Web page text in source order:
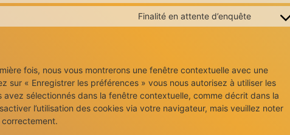
Finalité en attente d’enquête
fois, nous vous montrerons une fenêtre contextuelle avec une
sur « Enregistrer les préférences » vous nous autorisez à utiliser les
sélectionnés dans la fenêtre contextuelle, comme décrit dans la
l’utilisation des cookies via votre navigateur, mais veuillez noter